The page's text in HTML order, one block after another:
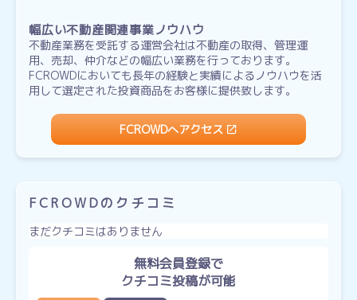
幅広い不動産関連事業ノウハウ
不動産業務を受託する運営会社は不動産の取得、管理運
用、売却、仲介などの幅広い業務を行っております。
FCROWDにおいても長年の経験と実績によるノウハウを活
用して選定された投資商品をお客様に提供致します。
FCROWDへアクセス
FCROWDのクチコミ
まだクチコミはありません
無料会員登録で
クチコミ投稿が可能